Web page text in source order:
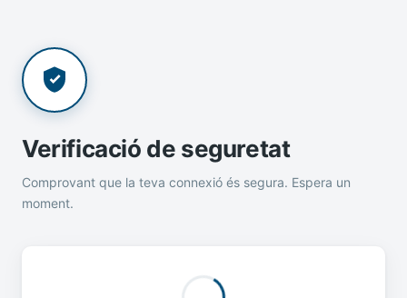
Verificació de seguretat
Comprovant que la teva connexió és segura. Espera un
moment.